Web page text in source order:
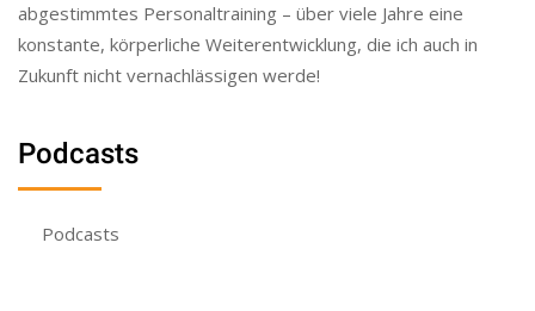
abgestimmtes Personaltraining – über viele Jahre eine
konstante, körperliche Weiterentwicklung, die ich auch in
Zukunft nicht vernachlässigen werde!
Podcasts
Podcasts